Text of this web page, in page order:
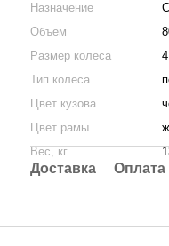
Назначение
Объем
Размер колеса
Тип колеса
Цвет кузова
Цвет рамы
Вес, кг
Доставка Оплата